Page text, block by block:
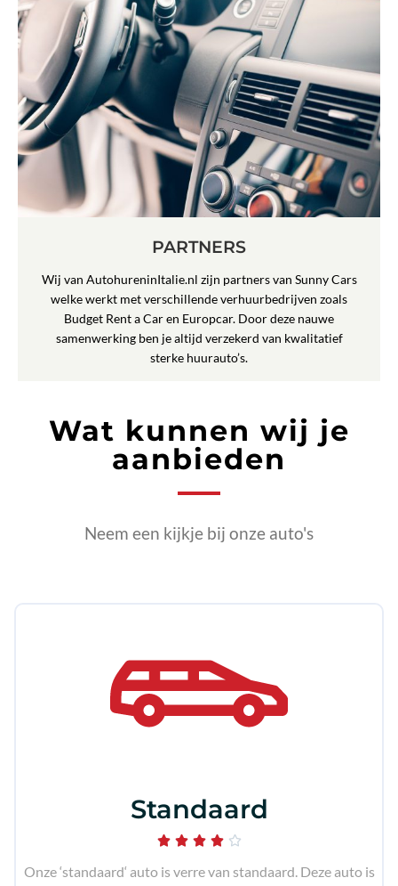
PARTNERS
Wij van AutohureninItalie.nl zijn partners van Sunny Cars
welke werkt met verschillende verhuurbedrijven zoals
Budget Rent a Car en Europcar. Door deze nauwe
samenwerking ben je altijd verzekerd van kwalitatief
sterke huurauto’s.
Wat kunnen wij je
aanbieden
Neem een kijkje bij onze auto's
Standaard
    
Onze ‘standaard‘ auto is verre van standaard. Deze auto is